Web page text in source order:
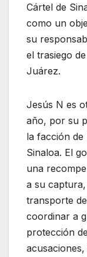
Cártel de
como un
su
el trasiego
Juárez.
Jesús N es
año, por su
la facción de
Sinaloa. El
una
a su
transporte
coordinar a
protección